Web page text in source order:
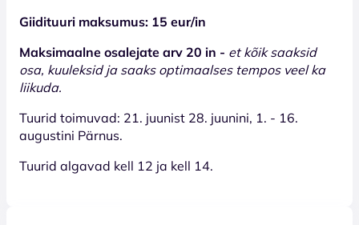
Giidituuri maksumus: 15 eur/in
Maksimaalne osalejate arv 20 in - et kõik saaksid
osa, kuuleksid ja saaks optimaalses tempos veel ka
liikuda.
Tuurid toimuvad: 21. juunist 28. juunini, 1. - 16.
augustini Pärnus.
Tuurid algavad kell 12 ja kell 14.